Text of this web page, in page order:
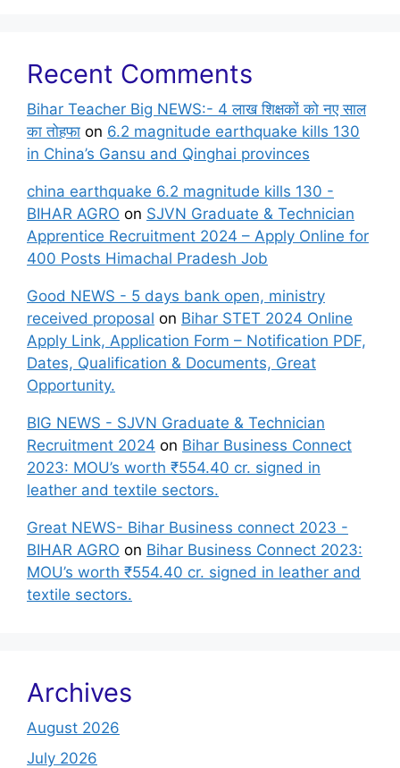
Recent Comments
Bihar Teacher Big NEWS:- 4 लाख शिक्षकों को नए साल
का तोहफा on 6.2 magnitude earthquake kills 130
in China’s Gansu and Qinghai provinces
china earthquake 6.2 magnitude kills 130 -
BIHAR AGRO on SJVN Graduate & Technician
Apprentice Recruitment 2024 – Apply Online for
400 Posts Himachal Pradesh Job
Good NEWS - 5 days bank open, ministry
received proposal on Bihar STET 2024 Online
Apply Link, Application Form – Notification PDF,
Dates, Qualification & Documents, Great
Opportunity.
BIG NEWS - SJVN Graduate & Technician
Recruitment 2024 on Bihar Business Connect
2023: MOU’s worth ₹554.40 cr. signed in
leather and textile sectors.
Great NEWS- Bihar Business connect 2023 -
BIHAR AGRO on Bihar Business Connect 2023:
MOU’s worth ₹554.40 cr. signed in leather and
textile sectors.
Archives
August 2026
July 2026